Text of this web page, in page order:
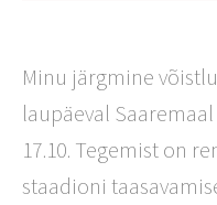
Minu järgmine
laupäeval
17.10. Tegemist on
staadioni